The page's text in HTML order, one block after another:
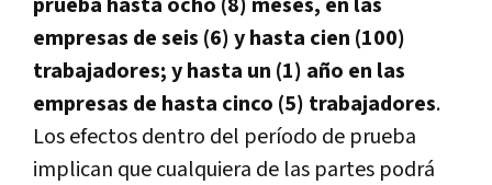
empresas de seis (6) y hasta cien (100)
trabajadores; y hasta un (1) año en las
empresas de hasta cinco (5) trabajadores.
Los efectos dentro del período de prueba
implican que cualquiera de las partes podrá